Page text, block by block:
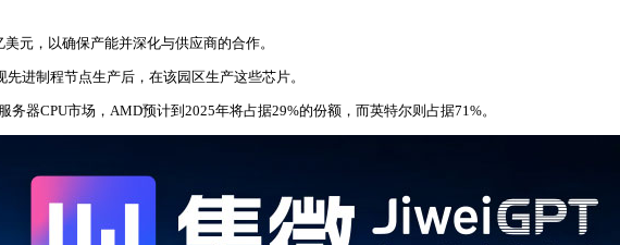
元，以确保产能并深化与供应商的合作。
进制程节点生产后，在该园区生产这些芯片。
器CPU市场，AMD预计到2025年将占据29%的份额，而英特尔则占据71%。